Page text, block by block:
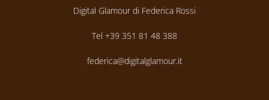
Digital Glamour di Federica Rossi
Tel +39 351 81 48 388
federica@digitalglamour.it